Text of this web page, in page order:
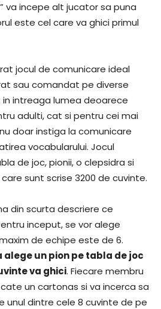
va incepe alt jucator sa puna
este cel care va ghici primul
jocul de comunicare ideal
sau comandat pe diverse
intreaga lumea deoarece
adulti, cat si pentru cei mai
doar instiga la comunicare
vocabularului. Jocul
de joc, pionii, o clepsidra si
sunt scrise 3200 de cuvinte.
din scurta descriere ce
inceput, se vor alege
de echipe este de 6.
alege un pion pe tabla de joc
va ghici. Fiecare membru
un cartonas si va incerca sa
unul dintre cele 8 cuvinte de pe